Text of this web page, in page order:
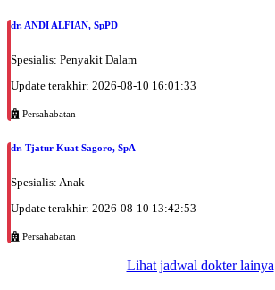
dr. ANDI ALFIAN, SpPD
Spesialis: Penyakit Dalam
Update terakhir: 2026-08-10 16:01:33
Persahabatan
dr. Tjatur Kuat Sagoro, SpA
Spesialis: Anak
Update terakhir: 2026-08-10 13:42:53
Persahabatan
Lihat jadwal dokter lainya